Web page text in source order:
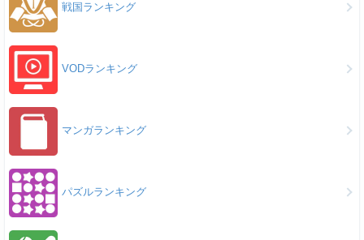
戦国ランキング
VODランキング
マンガランキング
パズルランキング